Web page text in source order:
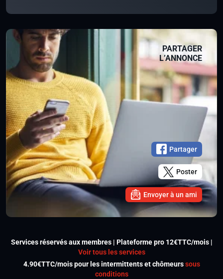
PARTAGER
L’ANNONCE
Partager
Poster
Envoyer à un ami
Services réservés aux membres | Plateforme pro 12€TTC/mois |
Voir tous les services
4.90€TTC/mois pour les intermittents et chômeurssous
conditions